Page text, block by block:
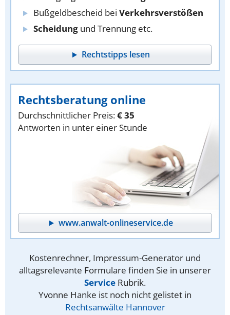
Bußgeldbescheid bei Verkehrsverstößen
Scheidung und Trennung etc.
Rechtstipps lesen
Rechtsberatung online
Durchschnittlicher Preis:€ 35
Antworten in unter einer Stunde
www.anwalt-onlineservice.de
Kostenrechner, Impressum-Generator und
alltagsrelevante Formulare finden Sie in unserer
Service Rubrik.
Yvonne Hanke ist noch nicht gelistet in
Rechtsanwälte Hannover